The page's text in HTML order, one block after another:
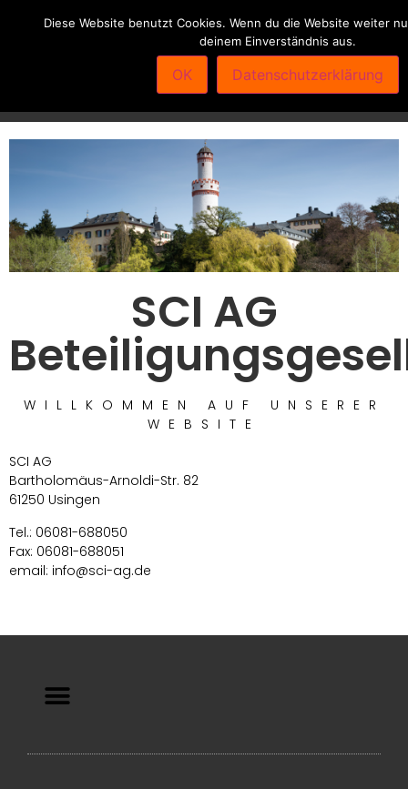
SCI AG Bartholomäus-Arnoldi-Str. 82 61250 Usingen Tel.:
06081-688050 Fax: 06081-688051 email: info@sci-ag.de
SCI AG
WILLKOMMEN AUF UNSERER
WEBSITE
SCI AG
Bartholomäus-Arnoldi-Str. 82
61250 Usingen
Tel.: 06081-688050
Fax: 06081-688051
email: info@sci-ag.de
Diese Website benutzt Cookies. Wenn du die Website weiter
deinem Einverständnis aus.
OK Datenschutzerklärung